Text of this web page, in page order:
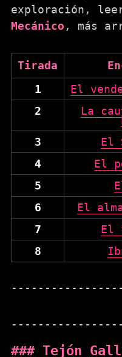
exploración,
Mecánico , más
Tirada
1
El
2
La
3
El
4
El
5
6
El
7
El
8
Tejón